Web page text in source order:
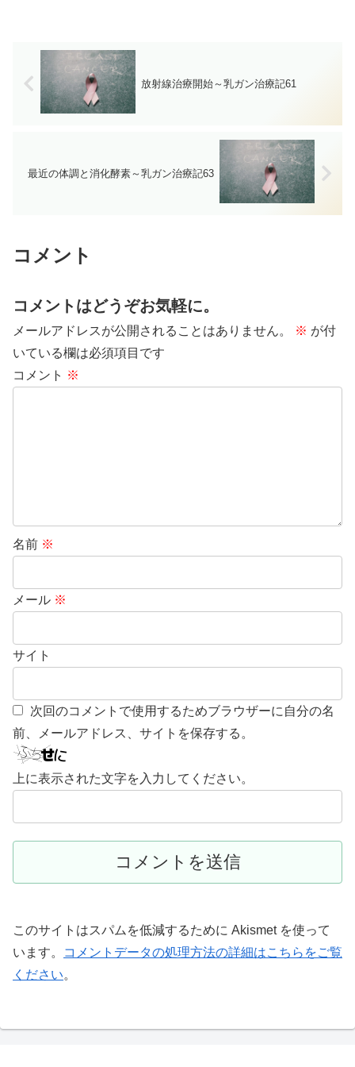
放射線治療開始～乳ガン治療記61
最近の体調と消化酵素～乳ガン治療記63
コメント
コメントはどうぞお気軽に。
メールアドレスが公開されることはありません。 ※ が付
いている欄は必須項目です
コメント ※
名前 ※
メール ※
サイト
次回のコメントで使用するためブラウザーに自分の名
前、メールアドレス、サイトを保存する。
上に表示された文字を入力してください。
このサイトはスパムを低減するために Akismet を使って
います。
コメントデータの処理方法の詳細はこちらをご覧
ください。